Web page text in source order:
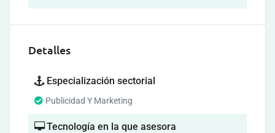
Detalles
Especialización sectorial
Publicidad Y Marketing
Tecnología en la que asesora